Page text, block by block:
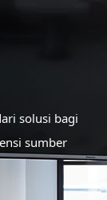
solusi bagi
sumber